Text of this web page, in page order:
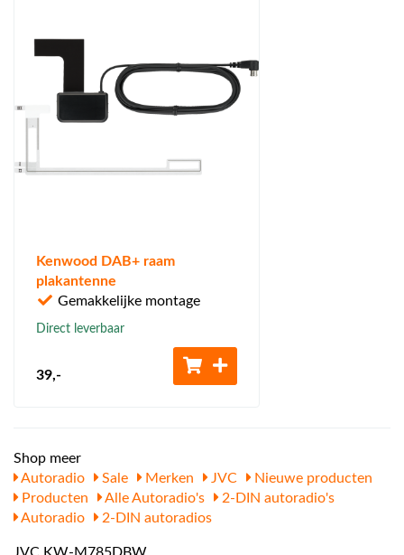
Kenwood DAB+ raam
plakantenne
Gemakkelijke montage
Direct leverbaar
39,-
Shop meer
Autoradio
Sale Merken JVC
Nieuwe producten
Producten
Alle Autoradio's
2-DIN autoradio's
Autoradio
2-DIN autoradios